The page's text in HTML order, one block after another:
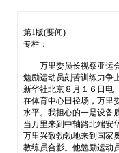
第1版(要闻)
专栏：
万里委员长视察亚运
勉励运动员刻苦训练力争
新华社北京８月１６日电
在体育中心田径场，万里
水平。我担心的一是设备
当万里来到中轴路北端安
万里兴致勃勃地来到国家
教练员合影。他勉励运动